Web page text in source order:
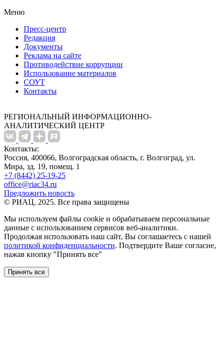
Меню
Пресс-центр
Редакция
Документы
Реклама на сайте
Противодействие коррупции
Использование материалов
СОУТ
Контакты
РЕГИОНАЛЬНЫЙ ИНФОРМАЦИОННО-
АНАЛИТИЧЕСКИЙ ЦЕНТР
Контакты:
Россия, 400066, Волгоградская область, г. Волгоград, ул.
Мира, зд. 19, помещ. 1
+7 (8442) 25-19-25
office@riac34.ru
Предложить новость
© РИАЦ, 2025. Все права защищены
Мы используем файлы сookie и обрабатываем персональные
данные с использованием сервисов веб-аналитики.
Продолжая использовать наш сайт, Вы соглашаетесь с нашей
политикой конфиденциальности. Подтвердите Ваше согласие,
нажав кнопку "Принять все"
Принять все